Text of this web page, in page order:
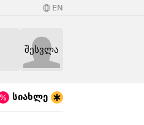
EN
შესვლა
სიახლე